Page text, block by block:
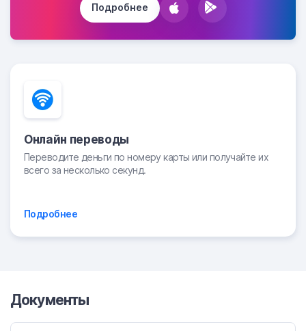
Подробнее
Онлайн переводы
Переводите деньги по номеру карты или получайте их
всего за несколько секунд.
Подробнее
Документы